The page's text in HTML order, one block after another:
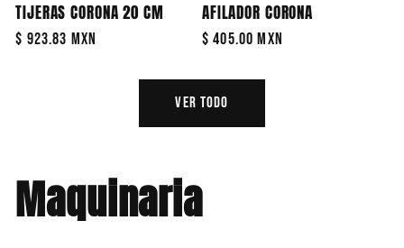
TIJERAS CORONA 20 CM
Precio
$ 923.83 MXN
AFILADOR CORONA
Precio
$ 405.00 MXN
Ver todo
Maquinaria